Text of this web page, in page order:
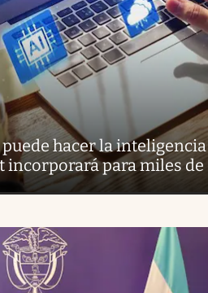
puede hacer la inteligencia
incorporará para miles de